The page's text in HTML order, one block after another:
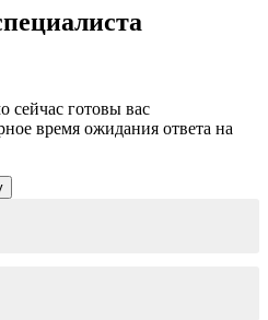
сейчас готовы вас
время ожидания ответа на